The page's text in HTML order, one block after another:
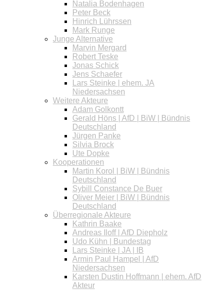
Natalia Bodenhagen
Peter Beck
Hinrich Lührssen
Mark Runge
Junge Alternative
Marvin Mergard
Robert Teske
Jonas Schick
Jens Schaefer
Lars Steinke | ehem. JA
Niedersachsen
Weitere Akteure
Adam Golkontt
Gerald Höns | AfD | BiW | Bündnis
Deutschland
Jürgen Panke
Silvia Brock
Ute Dopke
Kooperationen
Martin Korol | BiW | Bündnis
Deutschland
Sybill Constance De Buer
Oliver Meier | BiW | Bündnis
Deutschland
Überregionale Akteure
Kathrin Baake
Andreas Iloff | AfD Diepholz
Udo Kühn | Bundestag
Lars Steinke | JA | IB
Armin Paul Hampel | AfD
Niedersachsen
Karsten Dustin Hoffmann | ehem. AfD
Akteur